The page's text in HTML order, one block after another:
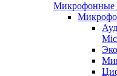
Микрофонные